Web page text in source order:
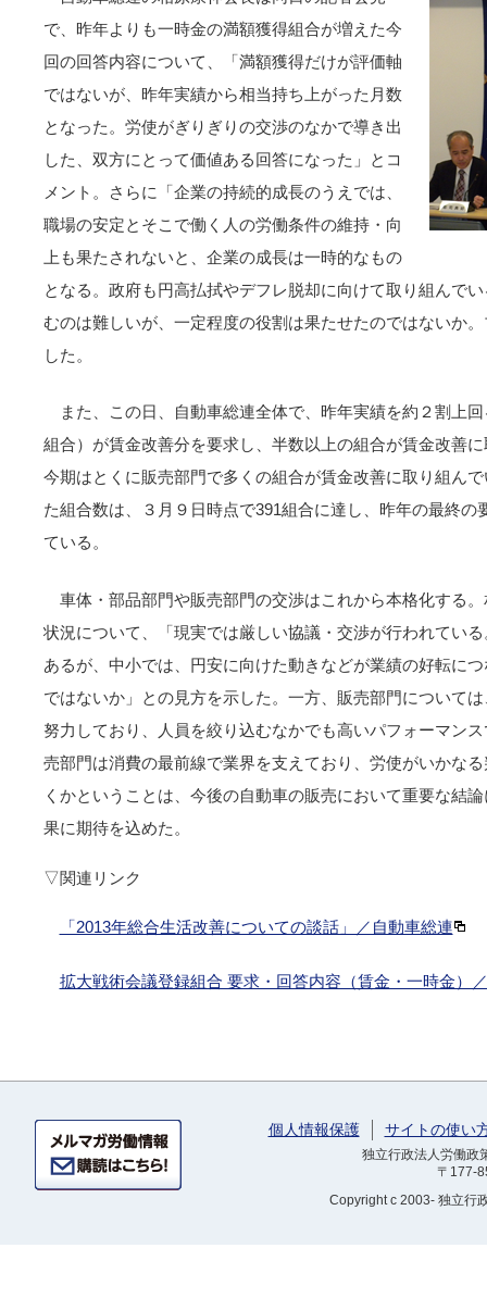
で、昨年よりも一時金の満額獲得組合が増えた今
回の回答内容について、「満額獲得だけが評価軸
ではないが、昨年実績から相当持ち上がった月数
となった。労使がぎりぎりの交渉のなかで導き出
した、双方にとって価値ある回答になった」とコ
メント。さらに「企業の持続的成長のうえでは、
職場の安定とそこで働く人の労働条件の維持・向
上も果たされないと、企業の成長は一時的なもの
となる。政府も円高払拭やデフレ脱却に向けて取り組んで
むのは難しいが、一定程度の役割は果たせたのではないか
した。
また、この日、自動車総連全体で、昨年実績を約２割上
組合）が賃金改善分を要求し、半数以上の組合が賃金改善
今期はとくに販売部門で多くの組合が賃金改善に取り組ん
た組合数は、３月９日時点で391組合に達し、昨年の最終の
ている。
車体・部品部門や販売部門の交渉はこれから本格化する
状況について、「現実では厳しい協議・交渉が行われてい
あるが、中小では、円安に向けた動きなどが業績の好転に
ではないか」との見方を示した。一方、販売部門について
努力しており、人員を絞り込むなかでも高いパフォーマン
売部門は消費の最前線で業界を支えており、労使がいかな
くかということは、今後の自動車の販売において重要な結
果に期待を込めた。
▽関連リンク
「2013年総合生活改善についての談話」／自動車総連
拡大戦術会議登録組合 要求・回答内容（賃金・一時金）
個人情報保護 サイトの使い
独立行政法人労働
〒177-
Copyright c 2003- 独立行